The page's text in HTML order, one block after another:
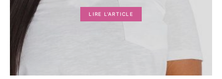
LIRE L'ARTICLE